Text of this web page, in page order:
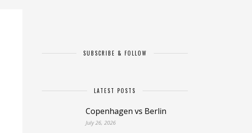
SUBSCRIBE & FOLLOW
LATEST POSTS
Copenhagen vs Berlin
July 26, 2026